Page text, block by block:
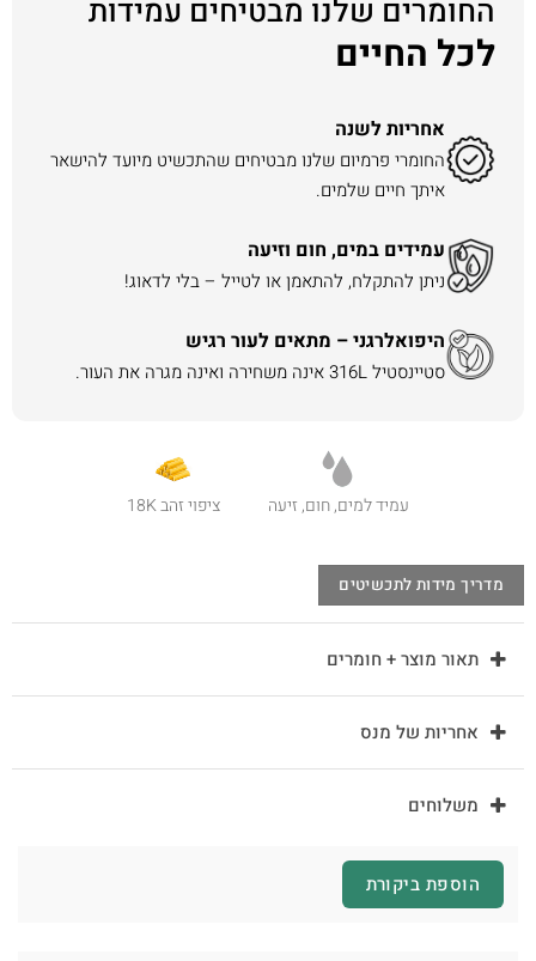
החומרים שלנו מבטיחים עמידות
לכל החיים
אחריות לשנה
החומרי פרמיום שלנו מבטיחים שהתכשיט מיועד להישאר
איתך חיים שלמים.
עמידים במים, חום וזיעה
ניתן להתקלח, להתאמן או לטייל – בלי לדאוג!
היפואלרגני – מתאים לעור רגיש
סטיינסטיל 316L אינה משחירה ואינה מגרה את העור.
עמיד למים, חום, זיעה ציפוי זהב 18K
מדריך מידות לתכשיטים
תאור מוצר + חומרים
אחריות של מנס
משלוחים
הוספת ביקורת